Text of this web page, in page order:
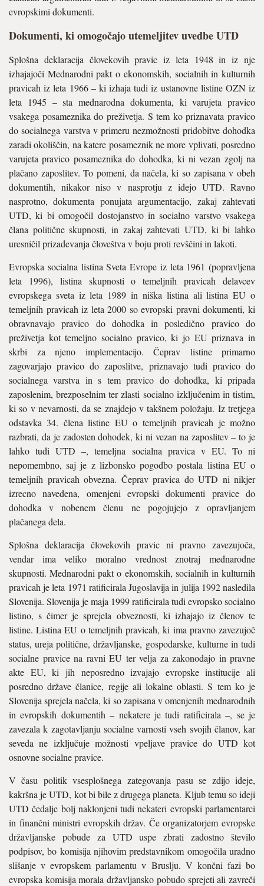
evropskimi dokumenti.
Dokumenti, ki omogočajo utemeljitev uvedbe UTD
Splošna deklaracija človekovih pravic iz leta 1948 in iz nje
izhajajoči Mednarodni pakt o ekonomskih, socialnih in kulturnih
pravicah iz leta 1966 – ki izhaja tudi iz ustanovne listine OZN iz
leta 1945 – sta mednarodna dokumenta, ki varujeta pravico
vsakega posameznika do preživetja. S tem ko priznavata pravico
do socialnega varstva v primeru nezmožnosti pridobitve dohodka
zaradi okoliščin, na katere posameznik ne more vplivati, posredno
varujeta pravico posameznika do dohodka, ki ni vezan zgolj na
plačano zaposlitev. To pomeni, da načela, ki so zapisana v obeh
dokumentih, nikakor niso v nasprotju z idejo UTD. Ravno
nasprotno, dokumenta ponujata argumentacijo, zakaj zahtevati
UTD, ki bi omogočil dostojanstvo in socialno varstvo vsakega
člana politične skupnosti, in zakaj zahtevati UTD, ki bi lahko
uresničil prizadevanja človeštva v boju proti revščini in lakoti.
Evropska socialna listina Sveta Evrope iz leta 1961 (popravljena
leta 1996), listina skupnosti o temeljnih pravicah delavcev
evropskega sveta iz leta 1989 in niška listina ali listina EU o
temeljnih pravicah iz leta 2000 so evropski pravni dokumenti, ki
obravnavajo pravico do dohodka in posledično pravico do
preživetja kot temeljno socialno pravico, ki jo EU priznava in
skrbi za njeno implementacijo. Čeprav listine primarno
zagovarjajo pravico do zaposlitve, priznavajo tudi pravico do
socialnega varstva in s tem pravico do dohodka, ki pripada
zaposlenim, brezposelnim ter zlasti socialno izključenim in tistim,
ki so v nevarnosti, da se znajdejo v takšnem položaju. Iz tretjega
odstavka 34. člena listine EU o temeljnih pravicah je možno
razbrati, da je zadosten dohodek, ki ni vezan na zaposlitev – to je
lahko tudi UTD –, temeljna socialna pravica v EU. To ni
nepomembno, saj je z lizbonsko pogodbo postala listina EU o
temeljnih pravicah obvezna. Čeprav pravica do UTD ni nikjer
izrecno navedena, omenjeni evropski dokumenti pravice do
dohodka v nobenem členu ne pogojujejo z opravljanjem
plačanega dela.
Splošna deklaracija človekovih pravic ni pravno zavezujoča,
vendar ima veliko moralno vrednost znotraj mednarodne
skupnosti. Mednarodni pakt o ekonomskih, socialnih in kulturnih
pravicah je leta 1971 ratificirala Jugoslavija in julija 1992 nasledila
Slovenija. Slovenija je maja 1999 ratificirala tudi evropsko socialno
listino, s čimer je sprejela obveznosti, ki izhajajo iz členov te
listine. Listina EU o temeljnih pravicah, ki ima pravno zavezujoč
status, ureja politične, državljanske, gospodarske, kulturne in tudi
socialne pravice na ravni EU ter velja za zakonodajo in pravne
akte EU, ki jih neposredno izvajajo evropske institucije ali
posredno države članice, regije ali lokalne oblasti. S tem ko je
Slovenija sprejela načela, ki so zapisana v omenjenih mednarodnih
in evropskih dokumentih – nekatere je tudi ratificirala –, se je
zavezala k zagotavljanju socialne varnosti vseh svojih članov, kar
seveda ne izključuje možnosti vpeljave pravice do UTD kot
osnovne socialne pravice.
V času politik vsesplošnega zategovanja pasu se zdijo ideje,
kakršna je UTD, kot bi bile z drugega planeta. Kljub temu so ideji
UTD čedalje bolj naklonjeni tudi nekateri evropski parlamentarci
in finančni ministri evropskih držav. Če organizatorjem evropske
državljanske pobude za UTD uspe zbrati zadostno število
podpisov, bo komisija njihovim predstavnikom omogočila uradno
slišanje v evropskem parlamentu v Bruslju. V končni fazi bo
evropska komisija morala državljansko pobudo sprejeti ali zavreči